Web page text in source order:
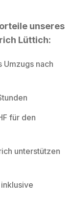
unseres
Lüttich:
Umzugs nach
für den
unterstützen